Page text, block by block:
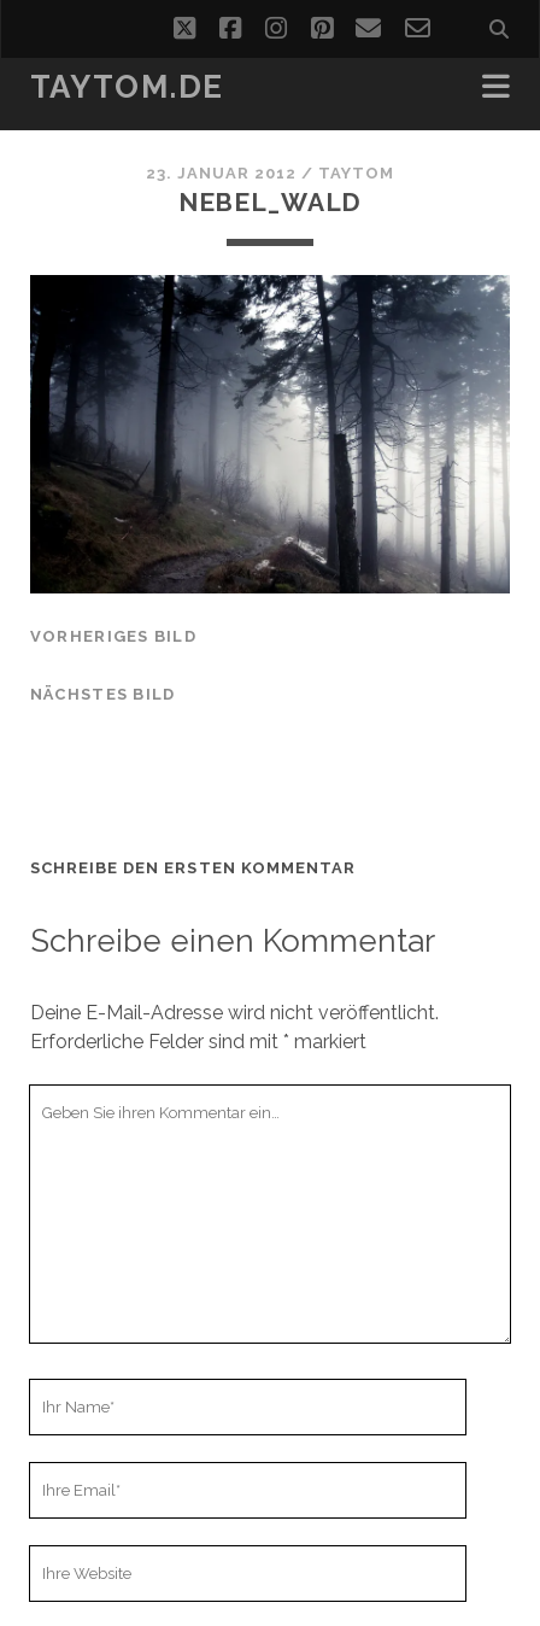
twitterfacebookinstagram
pinterest
emailemail-
form
TAYTOM.DE
23. JANUAR 2012 / TAYTOM
NEBEL_WALD
VORHERIGES BILD
NÄCHSTES BILD
SCHREIBE DEN ERSTEN KOMMENTAR
Schreibe einen Kommentar
Deine E-Mail-Adresse wird nicht veröffentlicht.
Erforderliche Felder sind mit * markiert